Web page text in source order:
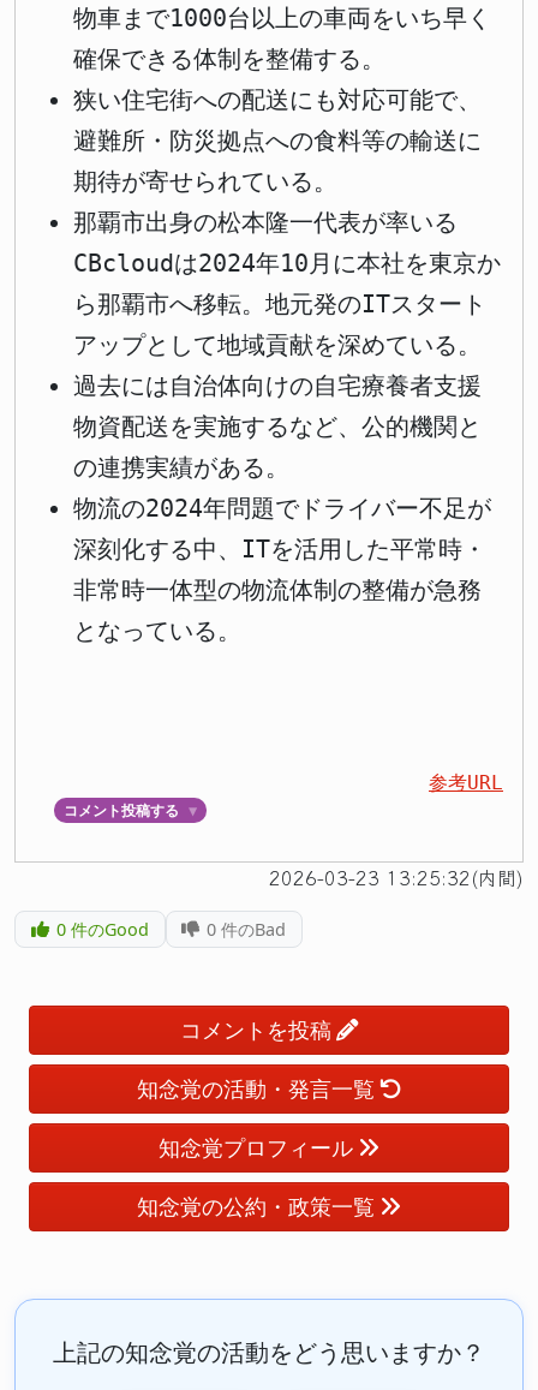
物車まで1000台以上の車両をいち早く
確保できる体制を整備する。
狭い住宅街への配送にも対応可能で、
避難所・防災拠点への食料等の輸送に
期待が寄せられている。
那覇市出身の松本隆一代表が率いる
CBcloudは2024年10月に本社を東京か
ら那覇市へ移転。地元発のITスタート
アップとして地域貢献を深めている。
過去には自治体向けの自宅療養者支援
物資配送を実施するなど、公的機関と
の連携実績がある。
物流の2024年問題でドライバー不足が
深刻化する中、ITを活用した平常時・
非常時一体型の物流体制の整備が急務
となっている。
参考URL
コメント投稿する ▼
2026-03-23 13:25:32(内間)
0件のGood 0 件のBad
コメントを投稿
知念覚の活動・発言一覧
知念覚プロフィール
知念覚の公約・政策一覧
上記の知念覚の活動をどう思いますか？